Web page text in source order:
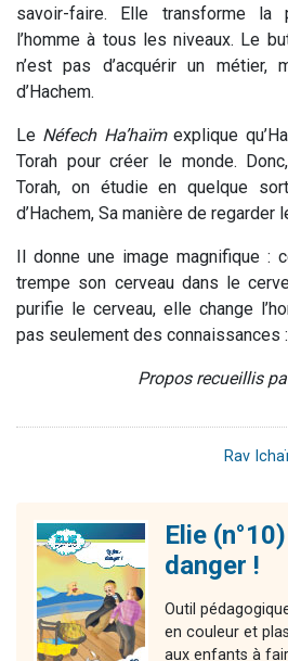
savoir-faire. Elle transforme la
l’homme à tous les niveaux. Le
n’est pas d’acquérir un métier,
d’Hachem.
Le Néfech Ha’haïmexplique
Torah pour créer le monde.
Torah, on étudie en quelque
d’Hachem, Sa manière de regarder
Il donne une image magnifique :
trempe son cerveau dans le
purifie le cerveau, elle change
pas seulement des connaissances
Propos recueillis
Rav
Elie
danger !
Outil
en couleur et
aux enfants à